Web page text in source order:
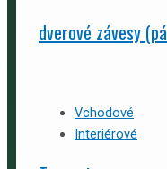
dverové závesy
Vchodové
Interiérové